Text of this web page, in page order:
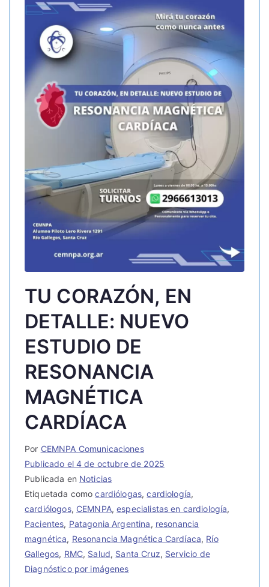
TU CORAZÓN, EN
DETALLE: NUEVO
ESTUDIO DE
RESONANCIA
MAGNÉTICA
CARDÍACA
Por CEMNPA Comunicaciones
Publicado el 4 de octubre de 2025
Publicada en Noticias
Etiquetada comocardiólogas,cardiología,
cardiólogos, CEMNPA,especialistas en cardiología,
Pacientes, Patagonia Argentina, resonancia
magnética, Resonancia Magnética Cardíaca, Río
Gallegos, RMC, Salud, Santa Cruz, Servicio de
Diagnóstico por imágenes